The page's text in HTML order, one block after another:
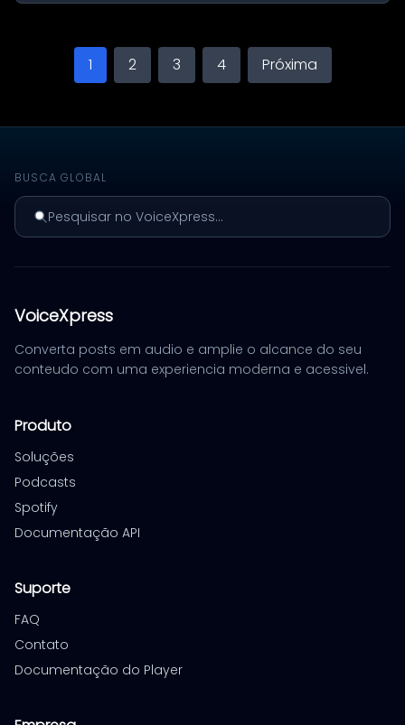
1 2 3 4 Próxima
BUSCA GLOBAL
Pesquisar no VoiceXpress...
VoiceXpress
Converta posts em audio e amplie o alcance do seu
conteudo com uma experiencia moderna e acessivel.
Produto
Soluções
Podcasts
Spotify
Documentação API
Suporte
FAQ
Contato
Documentação do Player